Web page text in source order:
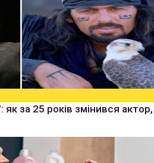
як за 25 років змінився